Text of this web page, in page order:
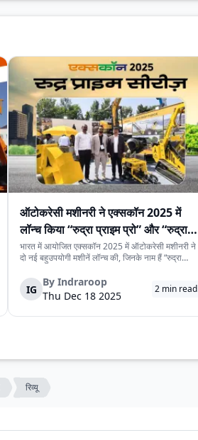
ऑटोकरेसी मशीनरी ने एक्सकॉन 2025 में
लॉन्च किया “रुद्रा प्राइम प्रो” और “रुद्रा
प्राइम मिनी”
भारत में आयोजित एक्सकॉन 2025 में ऑटोकरेसी मशीनरी ने
दो नई बहुउपयोगी मशीनें लॉन्च की, जिनके नाम हैं “रुद्रा
प्रोजेक्ट, यूटिलिटी प्रोजेक्ट और जोखिम-भरे प्रोजेक्ट के लिए
बनाई गई हैं, जहाँ साइट...
IG
By Indraroop
Thu Dec 18 2025
2 min read
रिव्यू